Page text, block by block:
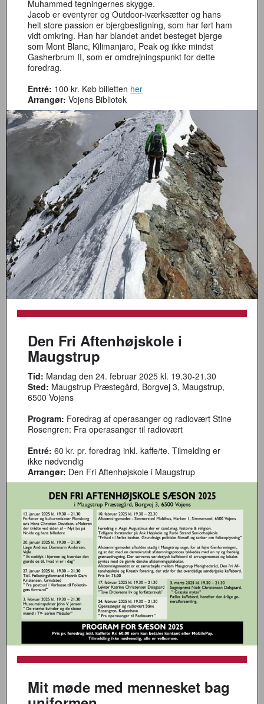
Muhammed tegningernes skygge.
Jacob er eventyrer og Outdoor-iværksætter og hans
helt store passion er bjergbestigning, som har ført ham
vidt omkring. Han har blandet andet besteget bjerge
som Mont Blanc, Kilimanjaro, Peak og ikke mindst
Gasherbrum II, som er omdrejningspunkt for dette
foredrag.
Entré: 100 kr. Køb billetten her
Arrangør: Vojens Bibliotek
Den Fri Aftenhøjskole i
Maugstrup
Tid: Mandag den 24. februar 2025 kl. 19.30-21.30
Sted: Maugstrup Præstegård, Borgvej 3, Maugstrup,
6500 Vojens
Program: Foredrag af operasanger og radiovært Stine
Rosengren: Fra operasanger til radiovært
Entré: 60 kr. pr. foredrag inkl. kaffe/te. Tilmelding er
ikke nødvendig
Arrangør: Den Fri Aftenhøjskole i Maugstrup
Mit møde med mennesket bag